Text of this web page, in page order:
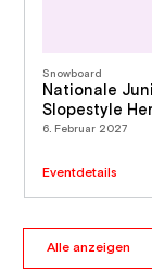
Snowboard
Nationale
Slopestyle
6. Februar 2027
Eventdetails
Alle anzeigen